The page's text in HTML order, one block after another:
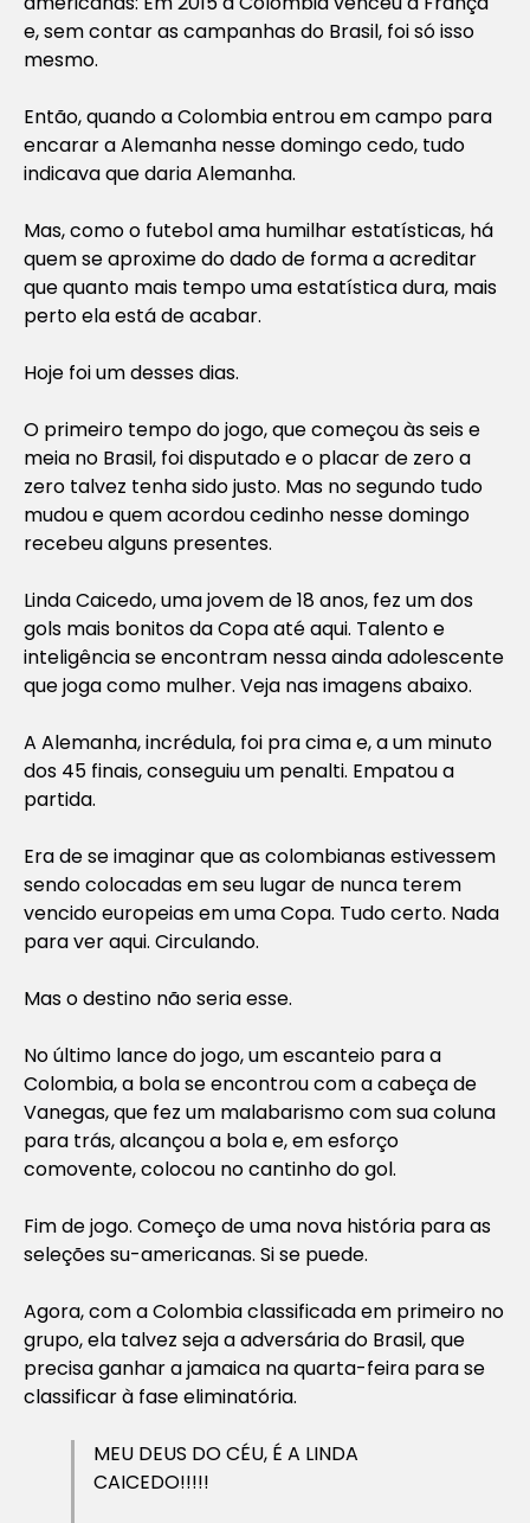
e, sem contar as campanhas do Brasil, foi só isso
mesmo.
Então, quando a Colombia entrou em campo para
encarar a Alemanha nesse domingo cedo, tudo
indicava que daria Alemanha.
Mas, como o futebol ama humilhar estatísticas, há
quem se aproxime do dado de forma a acreditar
que quanto mais tempo uma estatística dura, mais
perto ela está de acabar.
Hoje foi um desses dias.
O primeiro tempo do jogo, que começou às seis e
meia no Brasil, foi disputado e o placar de zero a
zero talvez tenha sido justo. Mas no segundo tudo
mudou e quem acordou cedinho nesse domingo
recebeu alguns presentes.
Linda Caicedo, uma jovem de 18 anos, fez um dos
gols mais bonitos da Copa até aqui. Talento e
inteligência se encontram nessa ainda adolescente
que joga como mulher. Veja nas imagens abaixo.
A Alemanha, incrédula, foi pra cima e, a um minuto
dos 45 finais, conseguiu um penalti. Empatou a
partida.
Era de se imaginar que as colombianas estivessem
sendo colocadas em seu lugar de nunca terem
vencido europeias em uma Copa. Tudo certo. Nada
para ver aqui. Circulando.
Mas o destino não seria esse.
No último lance do jogo, um escanteio para a
Colombia, a bola se encontrou com a cabeça de
Vanegas, que fez um malabarismo com sua coluna
para trás, alcançou a bola e, em esforço
comovente, colocou no cantinho do gol.
Fim de jogo. Começo de uma nova história para as
seleções su-americanas. Si se puede.
Agora, com a Colombia classificada em primeiro no
grupo, ela talvez seja a adversária do Brasil, que
precisa ganhar a jamaica na quarta-feira para se
classificar à fase eliminatória.
MEU DEUS DO CÉU, É A LINDA
CAICEDO!!!!!